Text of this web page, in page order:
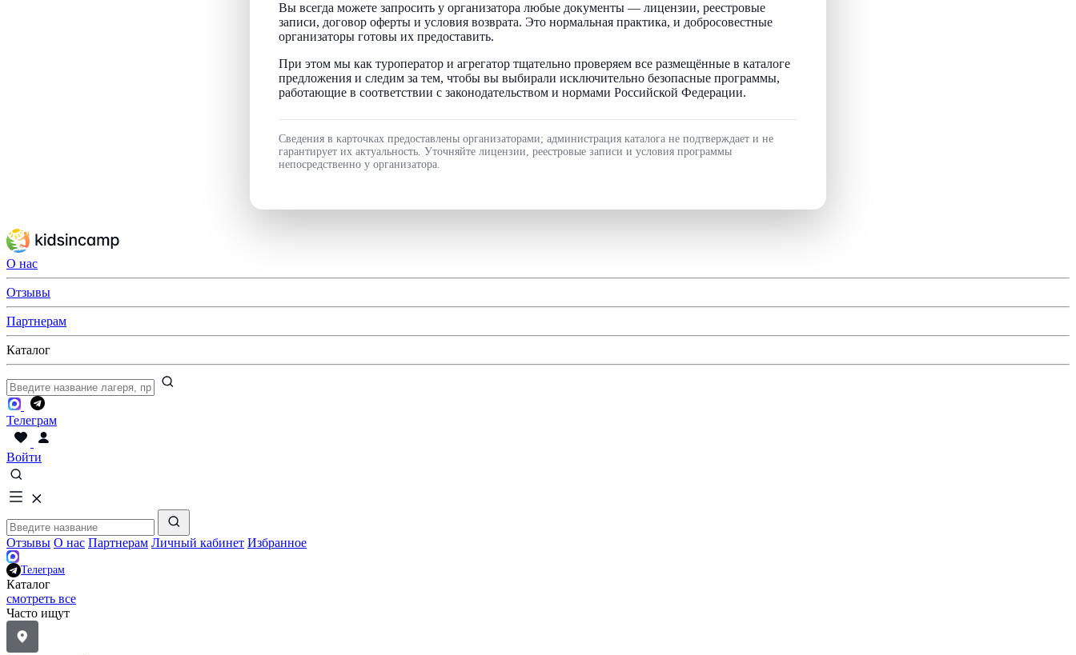
Вы всегда можете запросить у организатора любые документы — лицензии, реестровые
записи, договор оферты и условия возврата. Это нормальная практика, и добросовестные
организаторы готовы их предоставить.
При этом мы как туроператор и агрегатор тщательно проверяем все размещённые в каталоге
предложения и следим за тем, чтобы вы выбирали исключительно безопасные программы,
работающие в соответствии с законодательством и нормами Российской Федерации.
Сведения в карточках предоставлены организаторами; администрация каталога не подтверждает и не
гарантирует их актуальность. Уточняйте лицензии, реестровые записи и условия программы
непосредственно у организатора.
О нас
Отзывы
Партнерам
Каталог
Телеграм
Войти
Отзывы О нас Партнерам Личный кабинет Избранное
Телеграм
Каталог
смотреть все
Часто ищут